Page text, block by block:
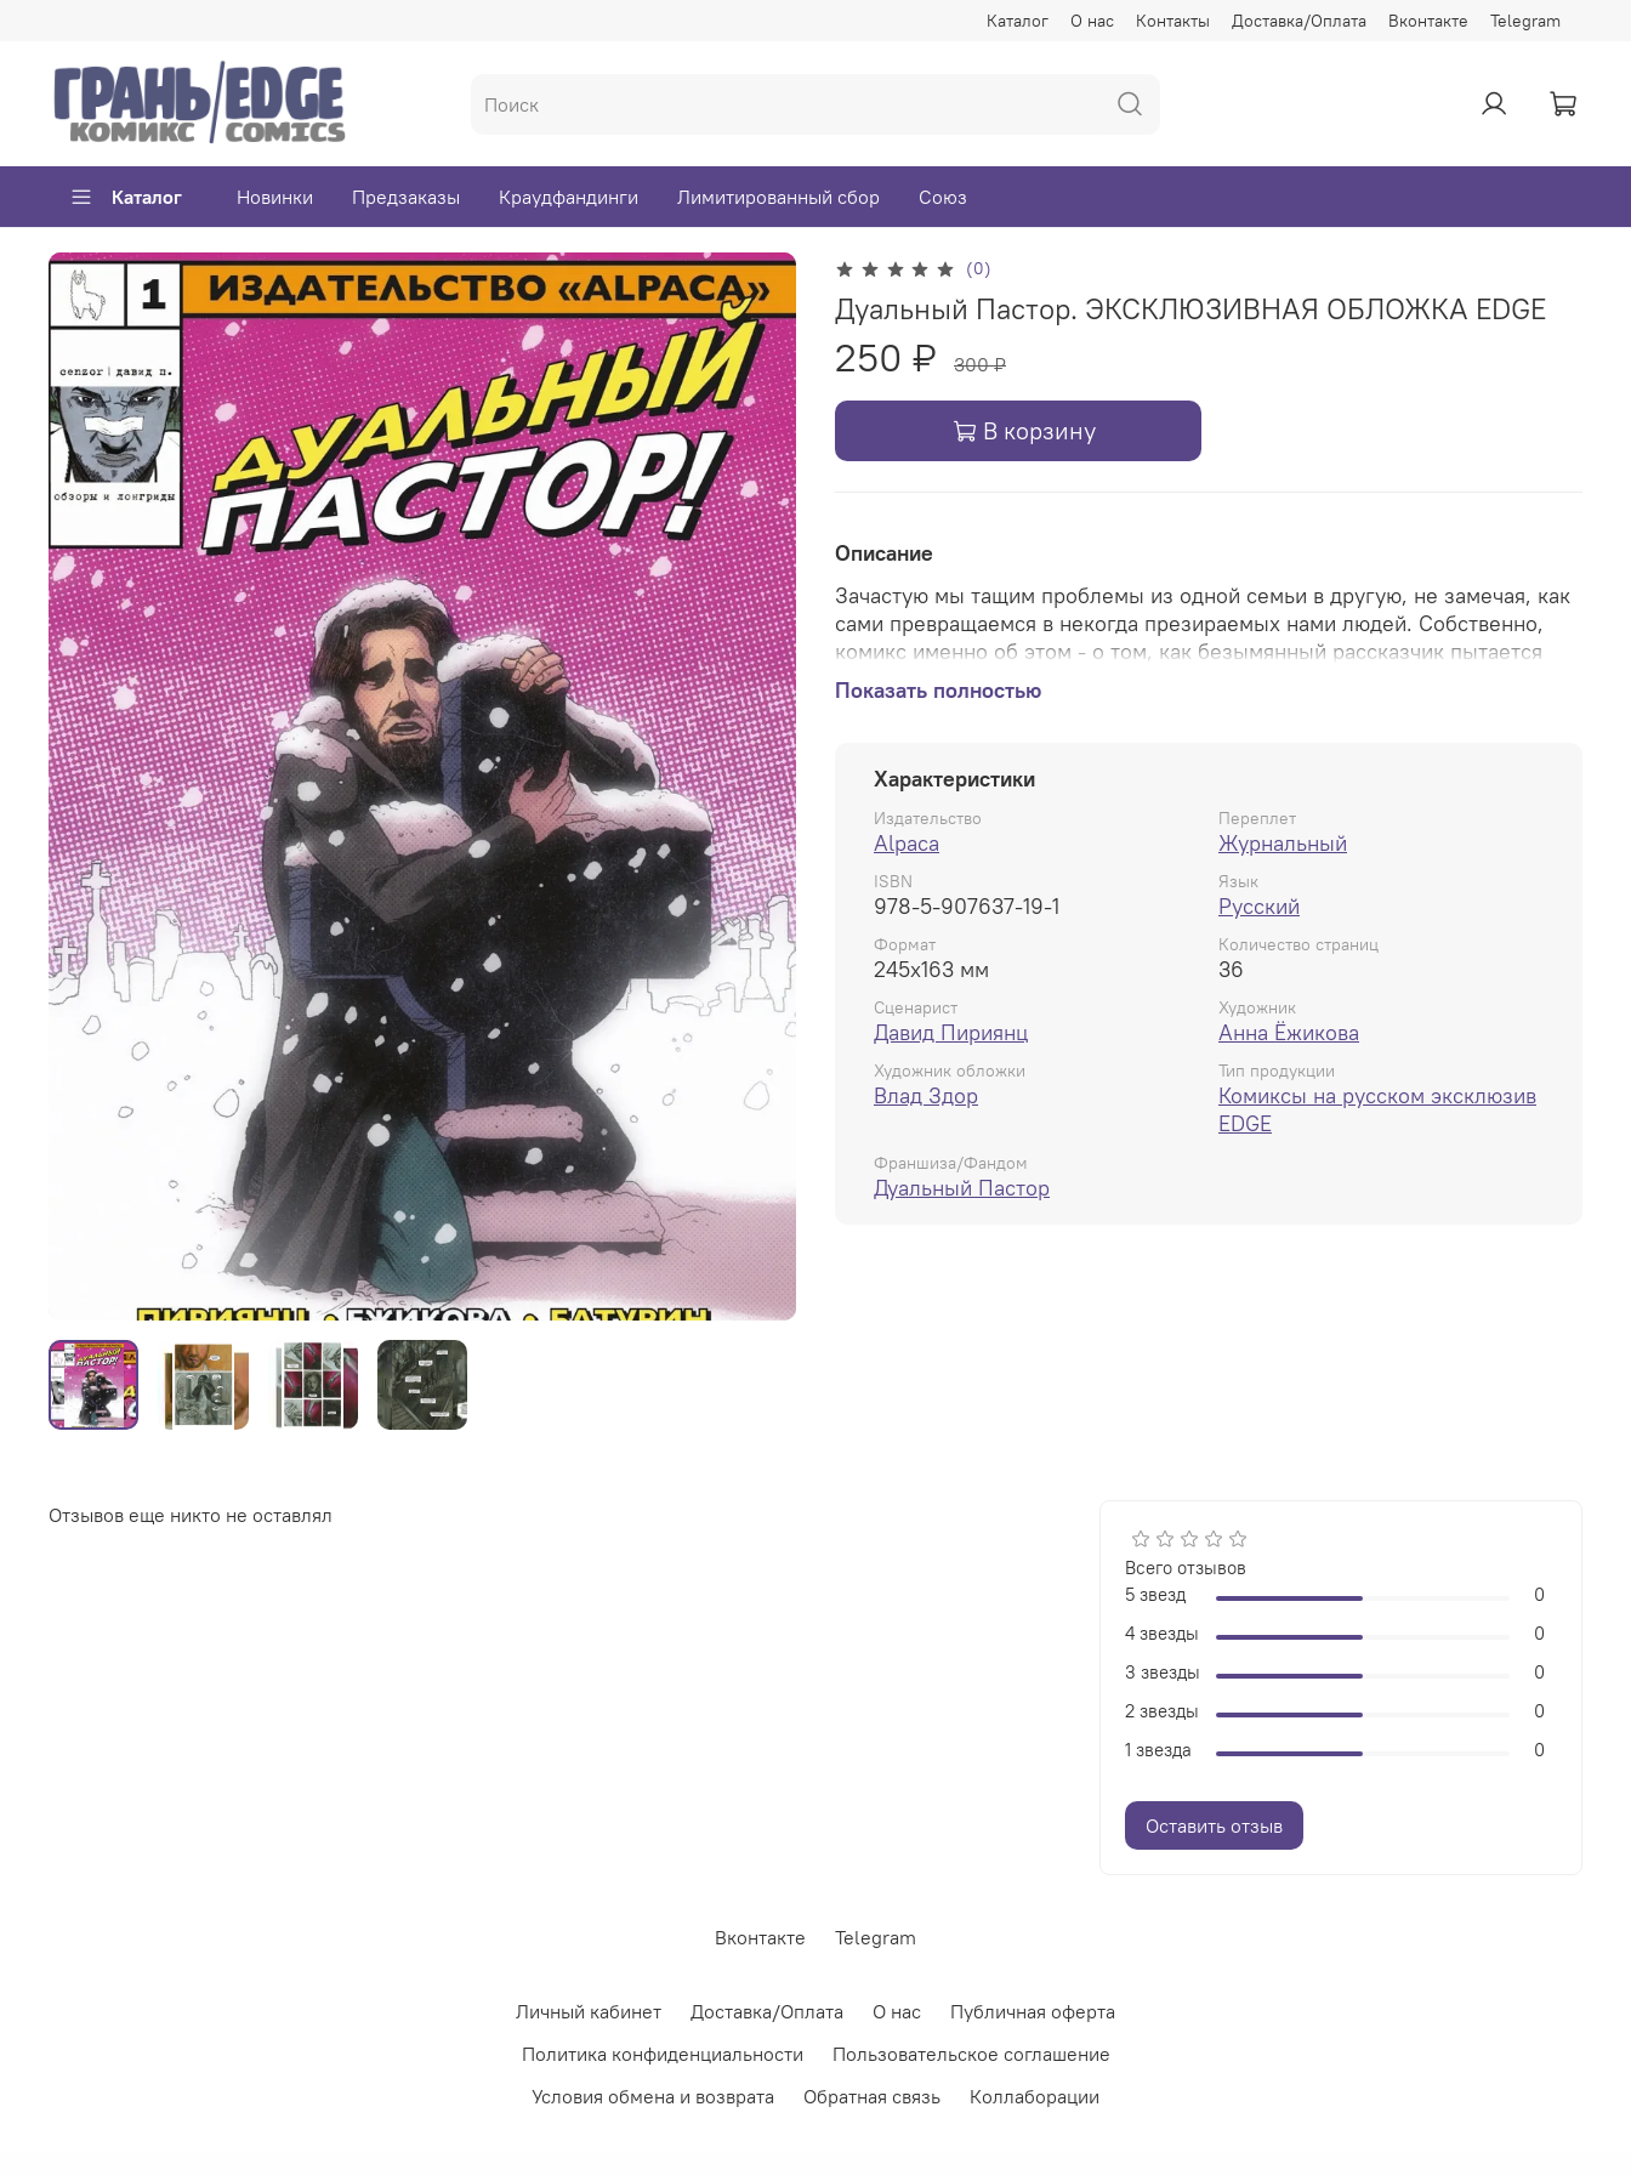
Каталог О нас Контакты Доставка/Оплата Вконтакте Telegram
Каталог Новинки Предзаказы Краудфандинги Лимитированный сбор Союз
(0)
Дуальный Пастор. ЭКСКЛЮЗИВНАЯ ОБЛОЖКА EDGE
250 ₽ 300 ₽
В корзину
Описание
Зачастую мы тащим проблемы из одной семьи в другую, не замечая, как
сами превращаемся в некогда презираемых нами людей. Собственно,
комикс именно об этом - о том, как безымянный рассказчик пытается
избежать судьбы отца, оставившего глубокую рану в душе подростка.
Эксклюзивную обложку для EDGE нарисовал Влад Здор.
Показать полностью
Характеристики
Издательство
Alpaca
Переплет
Журнальный
ISBN
978-5-907637-19-1
Язык
Русский
Формат
245x163 мм
Количество страниц
36
Сценарист
Давид Пириянц
Художник
Анна Ёжикова
Художник обложки
Влад Здор
Тип продукции
Комиксы на русском эксклюзив
EDGE
Франшиза/Фандом
Дуальный Пастор
Отзывов еще никто не оставлял
Всего отзывов
5 звезд
0
4 звезды
0
3 звезды
0
2 звезды
0
1 звезда
0
Оставить отзыв
Вконтакте Telegram
Личный кабинет Доставка/Оплата О нас
Публичная оферта
Политика конфиденциальности
Пользовательское соглашение
Условия обмена и возврата
Обратная связь Коллаборации